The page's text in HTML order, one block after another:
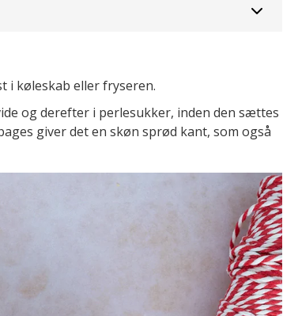
i køleskab eller fryseren.
og derefter i perlesukker, inden den sættes
giver det en skøn sprød kant, som også